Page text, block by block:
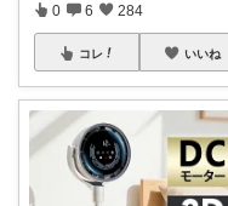
0 6 284
コレ いいね